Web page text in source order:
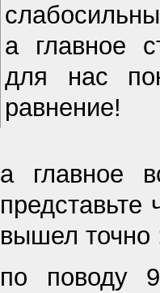
а главное
для нас
равнение!
а главное
вышел точно
по поводу